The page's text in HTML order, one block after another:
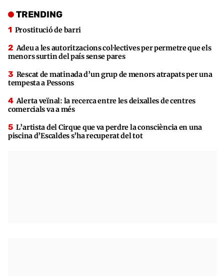
TRENDING
Prostitució de barri
Adeu a les autoritzacions col·lectives per permetre que els
menors surtin del país sense pares
Rescat de matinada d’un grup de menors atrapats per una
tempesta a Pessons
Alerta veïnal: la recerca entre les deixalles de centres
comercials va a més
L’artista del Cirque que va perdre la consciència en una
piscina d’Escaldes s’ha recuperat del tot